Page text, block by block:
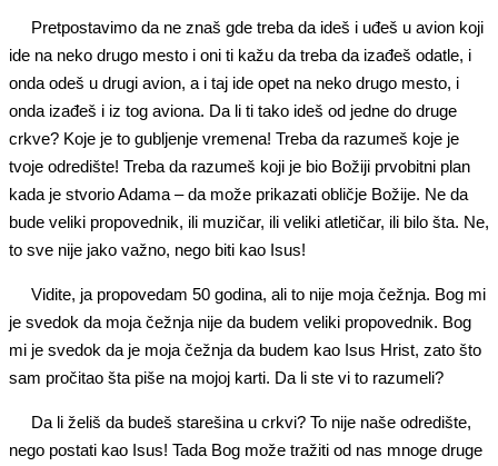
Pretpostavimo da ne znaš gde treba da ideš i uđeš u avion koji
ide na neko drugo mesto i oni ti kažu da treba da izađeš odatle, i
onda odeš u drugi avion, a i taj ide opet na neko drugo mesto, i
onda izađeš i iz tog aviona. Da li ti tako ideš od jedne do druge
crkve? Koje je to gubljenje vremena! Treba da razumeš koje je
tvoje odredište! Treba da razumeš koji je bio Božiji prvobitni plan
kada je stvorio Adama – da može prikazati obličje Božije. Ne da
bude veliki propovednik, ili muzičar, ili veliki atletičar, ili bilo šta. Ne,
to sve nije jako važno, nego biti kao Isus!
Vidite, ja propovedam 50 godina, ali to nije moja čežnja. Bog mi
je svedok da moja čežnja nije da budem veliki propovednik. Bog
mi je svedok da je moja čežnja da budem kao Isus Hrist, zato što
sam pročitao šta piše na mojoj karti. Da li ste vi to razumeli?
Da li želiš da budeš starešina u crkvi? To nije naše odredište,
nego postati kao Isus! Tada Bog može tražiti od nas mnoge druge